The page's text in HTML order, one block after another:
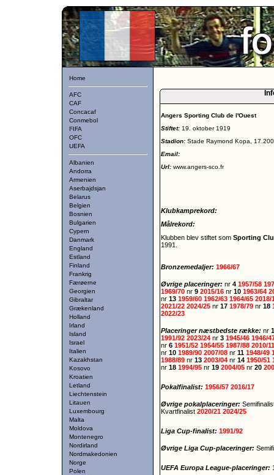
Home
AFC
CAF
Concacaf
Conmebol
FIFA
OFC
UEFA
Albanien
Andorra
Armenien
Aserbajdsjan
Belarus
Belgien
Bosnien
Bulgarien
Cypern
Danmark
England
Estland
Finland
Frankrig
Færøerne
Georgien
Gibraltar
Grækenland
Holland
Irland
Island
Israel
Italien
Kazakhstan
Kosovo
Kroatien
Letland
Liechtenstein
Litauen
Luxembourg
Malta
Moldova
Montenegro
Nordirland
Nordmakedonien
Norge
Polen
Angers Sporting Club de l'Ouest
Stiftet: 19. oktober 1919
Stadion: Stade Raymond Kopa, 17.200
Email:
Url: www.angers-sco.fr
Klubkamprekord:
Målrekord:
Klubben blev stiftet som Sporting
1991.
Bronzemedaljer: 1966/67
Øvrige placeringer: nr 4 1957/58
1969/70 nr 9 2015/16 nr 10 1963/64
nr 13 1959/60 1962/63 1964/65 2018/
2021/22 2024/25 nr 17 1978/79 nr 18
2022/23
Placeringer næstbedste række: nr
1991/92 2023/24 nr 3 1945/46 1946/
nr 6 1951/52 1954/55 1987/88 2010/
nr 10 1989/90 2007/08 nr 11 1948/49
1988/89 nr 13 2003/04 nr 14 1950/51
nr 18 1994/95 nr 19 2004/05 nr 20
Pokalfinalist: 1956/57 2016/17
Øvrige pokalplaceringer:
Kvartfinalist 2020/21 2024/25
Liga Cup-finalist: 1991/92
Øvrige Liga Cup-placeringer:
UEFA Europa League-placeringer: